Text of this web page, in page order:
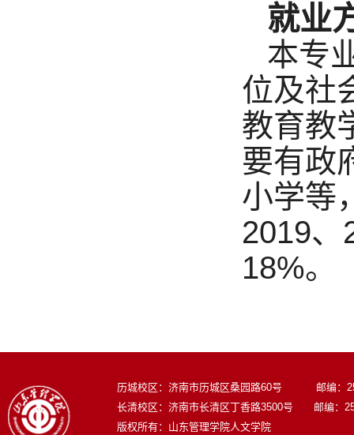
就业
本专
位及社
教育教
要有政
小学等
2019、
18%。
历城校区：济南市历城区桑园路60号 邮编：
长清校区：济南市长清区丁香路3500号 邮编：
版权所有：山东管理学院人文学院